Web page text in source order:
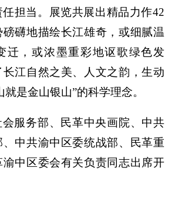
担当。展览共展出精品力作42
礴地描绘长江雄奇，或细腻温
迁，或浓墨重彩地讴歌绿色发
江自然之美、人文之韵，生动
是金山银山”的科学理念。
会服务部、民革中央画院、中共
中共渝中区委统战部、民革重
中区委会有关负责同志出席开